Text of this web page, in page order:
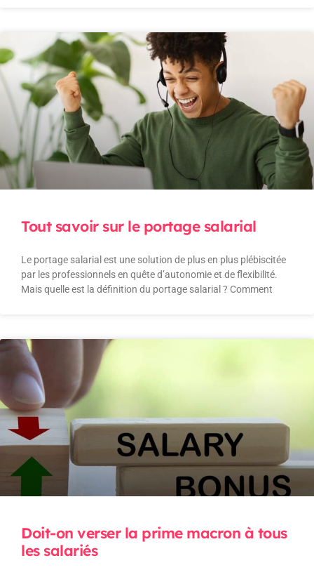
Tout savoir sur le portage salarial
Le portage salarial est une solution de plus en plus plébiscitée
par les professionnels en quête d’autonomie et de flexibilité.
Mais quelle est la définition du portage salarial ? Comment
Doit-on verser la prime macron à tous
les salariés